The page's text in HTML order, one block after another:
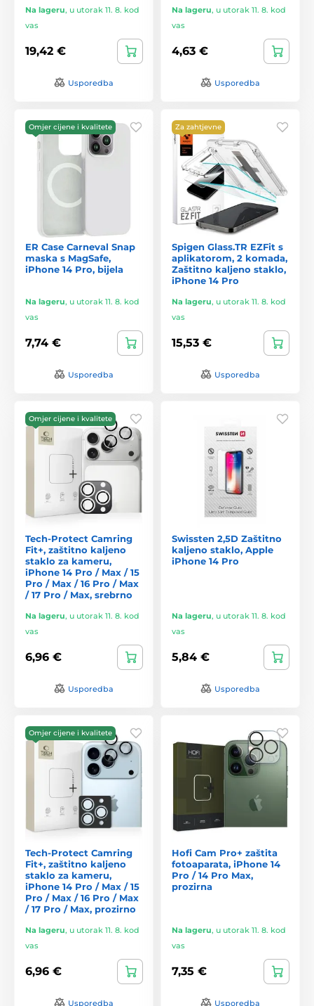
Na lageru, u utorak 11. 8. kod
vas
19,42 €
Usporedba
Na lageru, u utorak 11. 8. kod
vas
4,63 €
Usporedba
Omjer cijene i kvalitete
ER Case Carneval Snap
maska s MagSafe,
iPhone 14 Pro, bijela
Na lageru, u utorak 11. 8. kod
vas
7,74 €
Usporedba
Za zahtjevne
Spigen Glass.TR EZFit s
aplikatorom, 2 komada,
Zaštitno kaljeno staklo,
iPhone 14 Pro
Na lageru, u utorak 11. 8. kod
vas
15,53 €
Usporedba
Omjer cijene i kvalitete
Tech-Protect Camring
Fit+, zaštitno kaljeno
staklo za kameru,
iPhone 14 Pro / Max / 15
Pro / Max / 16 Pro / Max
/ 17 Pro / Max, srebrno
Na lageru, u utorak 11. 8. kod
vas
6,96 €
Usporedba
Swissten 2,5D Zaštitno
kaljeno staklo, Apple
iPhone 14 Pro
Na lageru, u utorak 11. 8. kod
vas
5,84 €
Usporedba
Omjer cijene i kvalitete
Tech-Protect Camring
Fit+, zaštitno kaljeno
staklo za kameru,
iPhone 14 Pro / Max / 15
Pro / Max / 16 Pro / Max
/ 17 Pro / Max, prozirno
Na lageru, u utorak 11. 8. kod
vas
6,96 €
Usporedba
Hofi Cam Pro+ zaštita
fotoaparata, iPhone 14
Pro / 14 Pro Max,
prozirna
Na lageru, u utorak 11. 8. kod
vas
7,35 €
Usporedba